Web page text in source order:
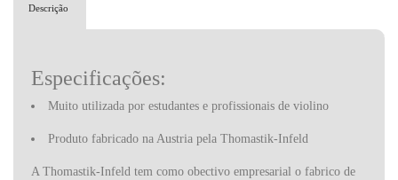
Descrição
Especificações:
Muito utilizada por estudantes e profissionais de violino
Produto fabricado na Austria pela Thomastik-Infeld
A Thomastik-Infeld tem como obectivo empresarial o fabrico de